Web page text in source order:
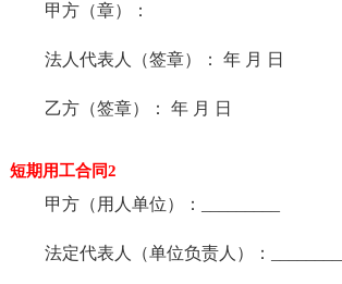
甲方（章）：
法人代表人（签章）： 年 月 日
乙方（签章）： 年 月 日
短期用工合同2
甲方（用人单位）：_________
法定代表人（单位负责人）：_________